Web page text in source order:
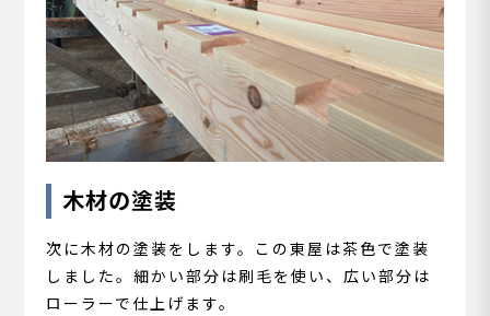
木材の塗装
次に木材の塗装をします。この東屋は茶色で塗装
しました。細かい部分は刷毛を使い、広い部分は
ローラーで仕上げます。